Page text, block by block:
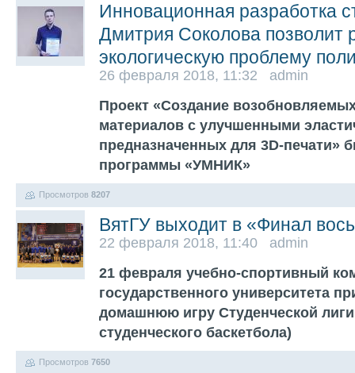
Инновационная разработка
Дмитрия Соколова позволит
экологическую проблему
26 февраля 2018, 11:32 admin
Проект «Создание
материалов с улучшенными
предназначенных для 3D-печати»
программы «УМНИК»
Просмотров 8207
ВятГУ выходит в «Финал
22 февраля 2018, 11:40 admin
21 февраля учебно-спортивный
государственного университета
домашнюю игру Студенческой
студенческого баскетбола)
Просмотров 7650